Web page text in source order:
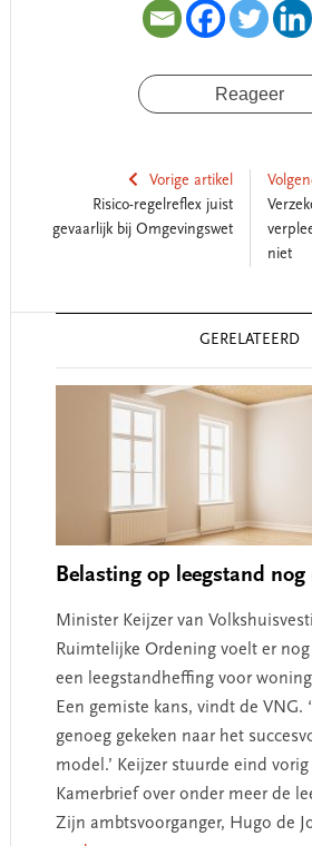
Reageer
Vorige artikel
Risico-regelreflex juist
gevaarlijk bij Omgevingswet
niet
GERELATEERD
Belasting op leegstand
Minister Keijzer van
Ruimtelijke Ordening voelt er
een leegstandheffing voor
Een gemiste kans, vindt de VNG.
genoeg gekeken naar het
model.’ Keijzer stuurde eind vorig
Kamerbrief over onder meer de
Zijn ambtsvoorganger, Hugo de